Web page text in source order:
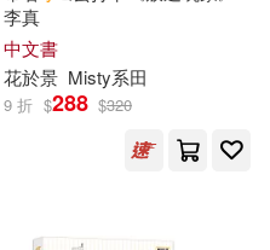
版社(7)
李真
中文書
花於景 Misty系田
9 折 $288 $320